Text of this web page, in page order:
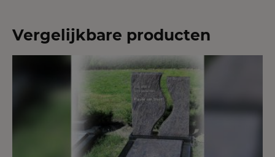
Vergelijkbare producten